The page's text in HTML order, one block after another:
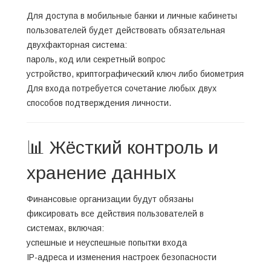
Для доступа в мобильные банки и личные кабинеты
пользователей будет действовать обязательная
двухфакторная система:
пароль, код или секретный вопрос
устройство, криптографический ключ либо биометрия
Для входа потребуется сочетание любых двух
способов подтверждения личности.
📊 Жёсткий контроль и
хранение данных
Финансовые организации будут обязаны
фиксировать все действия пользователей в
системах, включая:
успешные и неуспешные попытки входа
IP-адреса и изменения настроек безопасности